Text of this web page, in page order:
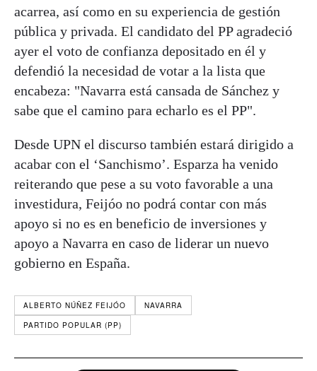
acarrea, así como en su experiencia de gestión
pública y privada. El candidato del PP agradeció
ayer el voto de confianza depositado en él y
defendió la necesidad de votar a la lista que
encabeza: "Navarra está cansada de Sánchez y
sabe que el camino para echarlo es el PP".
Desde UPN el discurso también estará dirigido a
acabar con el ‘Sanchismo’. Esparza ha venido
reiterando que pese a su voto favorable a una
investidura, Feijóo no podrá contar con más
apoyo si no es en beneficio de inversiones y
apoyo a Navarra en caso de liderar un nuevo
gobierno en España.
ALBERTO NÚÑEZ FEIJÓO
NAVARRA
PARTIDO POPULAR (PP)